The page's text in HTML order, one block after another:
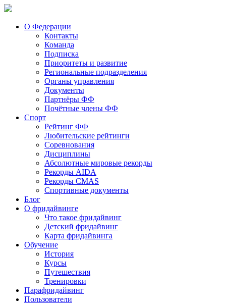
О Федерации
Контакты
Команда
Подписка
Приоритеты и развитие
Региональные подразделения
Органы управления
Документы
Партнёры ФФ
Почётные члены ФФ
Спорт
Рейтинг ФФ
Любительские рейтинги
Соревнования
Дисциплины
Абсолютные мировые рекорды
Рекорды AIDA
Рекорды CMAS
Спортивные документы
Блог
О фридайвинге
Что такое фридайвинг
Детский фридайвинг
Карта фридайвинга
Обучение
История
Курсы
Путешествия
Тренировки
Парафридайвинг
Пользователи